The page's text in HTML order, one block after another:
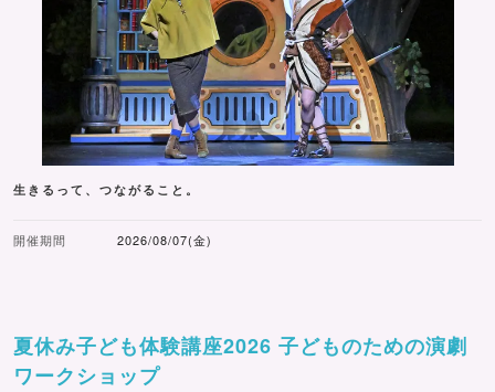
生きるって、つながること。
開催期間 2026/08/07(金)
夏休み子ども体験講座2026 子どものための演劇
ワークショップ